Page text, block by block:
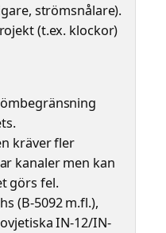
strömsnålare).
(t.ex. klockor)
kräver fler
kanaler men kan
görs fel.
(B-5092 m.fl.),
IN-12/IN-